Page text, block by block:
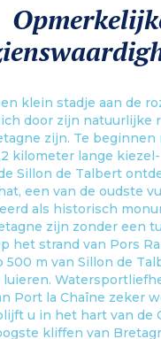
klein stadje aan de
door zijn natuurlijke
zijn. Te beginnen
kilometer lange
Sillon de Talbert
een van de oudste
als historisch
zijn zonder een
het strand van Pors
500 m van Sillon de
luieren.
Port la Chaîne zeker
u in het hart van de
kliffen van